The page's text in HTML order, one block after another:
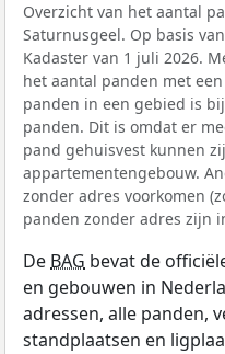
Overzicht van het aantal
Saturnusgeel. Op basis
Kadaster van 1 juli 2026.
het aantal panden met
panden in een gebied is
panden. Dit is omdat er
pand gehuisvest kunnen
appartementengebouw.
zonder adres voorkomen
panden zonder adres zijn
De BAG bevat de
en gebouwen in
adressen, alle panden,
standplaatsen en